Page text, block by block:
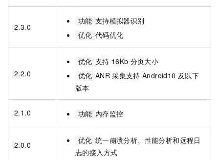
2.3.0
功能 支持模拟器识别
优化 代码优化
2.2.0
优化 支持 16Kb 分页大小
优化 ANR 采集支持 Android10 及以下
版本
2.1.0 功能 内存监控
2.0.0 优化 统一崩溃分析、性能分析和远程日
志的接入方式